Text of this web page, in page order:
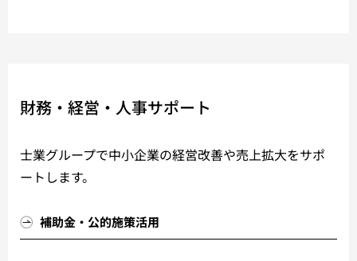
財務・経営・人事サポート
士業グループで中小企業の経営改善や売上拡大をサポ
ートします。
補助金・公的施策活用